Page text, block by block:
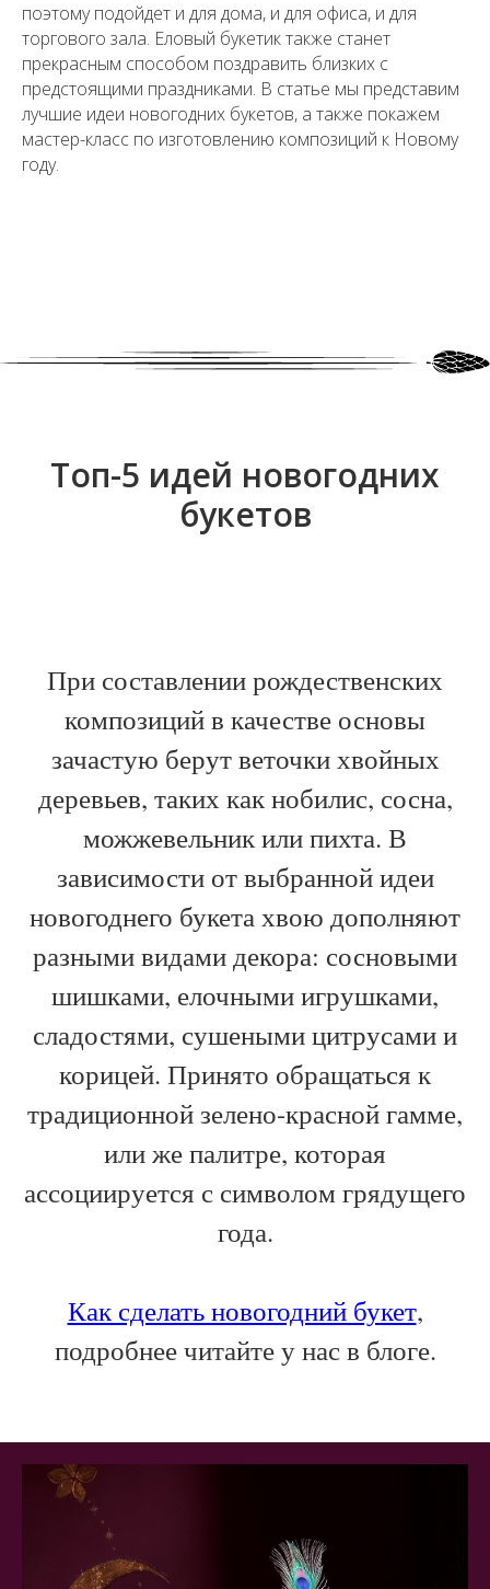
поэтому подойдет и для дома, и для офиса, и для
торгового зала. Еловый букетик также станет
прекрасным способом поздравить близких с
предстоящими праздниками. В статье мы представим
лучшие идеи новогодних букетов, а также покажем
мастер-класс по изготовлению композиций к Новому
году.
Топ-5 идей новогодних
букетов
При составлении рождественских
композиций в качестве основы
зачастую берут веточки хвойных
деревьев, таких как нобилис, сосна,
можжевельник или пихта. В
зависимости от выбранной идеи
новогоднего букета хвою дополняют
разными видами декора: сосновыми
шишками, елочными игрушками,
сладостями, сушеными цитрусами и
корицей. Принято обращаться к
традиционной зелено-красной гамме,
или же палитре, которая
ассоциируется с символом грядущего
года.
Как сделать новогодний букет,
подробнее читайте у нас в блоге.